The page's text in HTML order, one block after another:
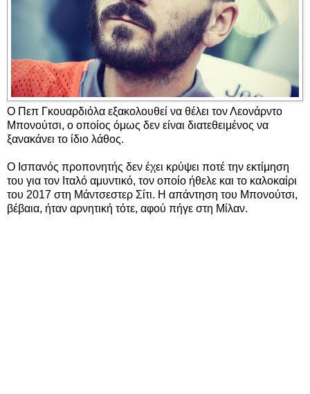
Ο Πεπ Γκουαρδιόλα εξακολουθεί να θέλει τον Λεονάρντο
Μπονούτσι, ο οποίος όμως δεν είναι διατεθειμένος να
ξανακάνει το ίδιο λάθος.
Ο Ισπανός προπονητής δεν έχει κρύψει ποτέ την εκτίμηση
του για τον Ιταλό αμυντικό, τον οποίο ήθελε και το καλοκαίρι
του 2017 στη Μάντσεστερ Σίτι. Η απάντηση του Μπονούτσι,
βέβαια, ήταν αρνητική τότε, αφού πήγε στη Μίλαν.